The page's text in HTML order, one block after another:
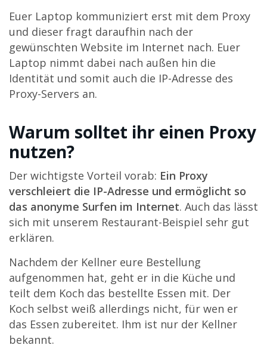
Euer Laptop kommuniziert erst mit dem Proxy
und dieser fragt daraufhin nach der
gewünschten Website im Internet nach. Euer
Laptop nimmt dabei nach außen hin die
Identität und somit auch die IP-Adresse des
Proxy-Servers an.
Warum solltet ihr einen Proxy
nutzen?
Der wichtigste Vorteil vorab: Ein Proxy
verschleiert die IP-Adresse und ermöglicht so
das anonyme Surfen im Internet. Auch das lässt
sich mit unserem Restaurant-Beispiel sehr gut
erklären.
Nachdem der Kellner eure Bestellung
aufgenommen hat, geht er in die Küche und
teilt dem Koch das bestellte Essen mit. Der
Koch selbst weiß allerdings nicht, für wen er
das Essen zubereitet. Ihm ist nur der Kellner
bekannt.